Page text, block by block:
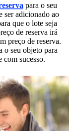
para o seu
ser adicionado ao
que o lote seja
de reserva irá
preço de reserva.
o seu objeto para
com sucesso.